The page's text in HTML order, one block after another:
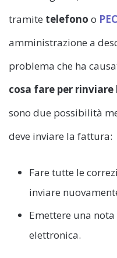
tramite telefono o PEC
amministrazione a
problema che ha
cosa fare per
sono due possibilità
deve inviare la fattura:
Fare tutte le
inviare
Emettere una
elettronica.